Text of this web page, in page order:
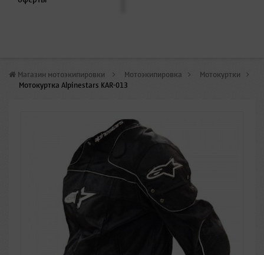
Магазин мотоэкипировки > Мотоэкипировка > Мотокуртки
Мотокуртка Alpinestars KAR-013